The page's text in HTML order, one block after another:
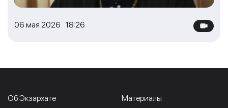
06 мая 2026 18:26
Об Экзархате Материалы